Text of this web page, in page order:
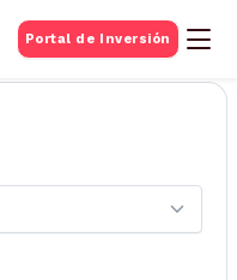
Portal de Inversión